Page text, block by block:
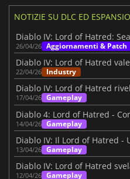
NOTIZIE SU DLC ED
26/04/26 Aggiornamenti & Patch
22/04/26 Industry
17/04/26 Gameplay
Diablo 4: Lord of Hatred -
14/04/26 Gameplay
13/04/26 Gameplay
12/04/26 Gameplay